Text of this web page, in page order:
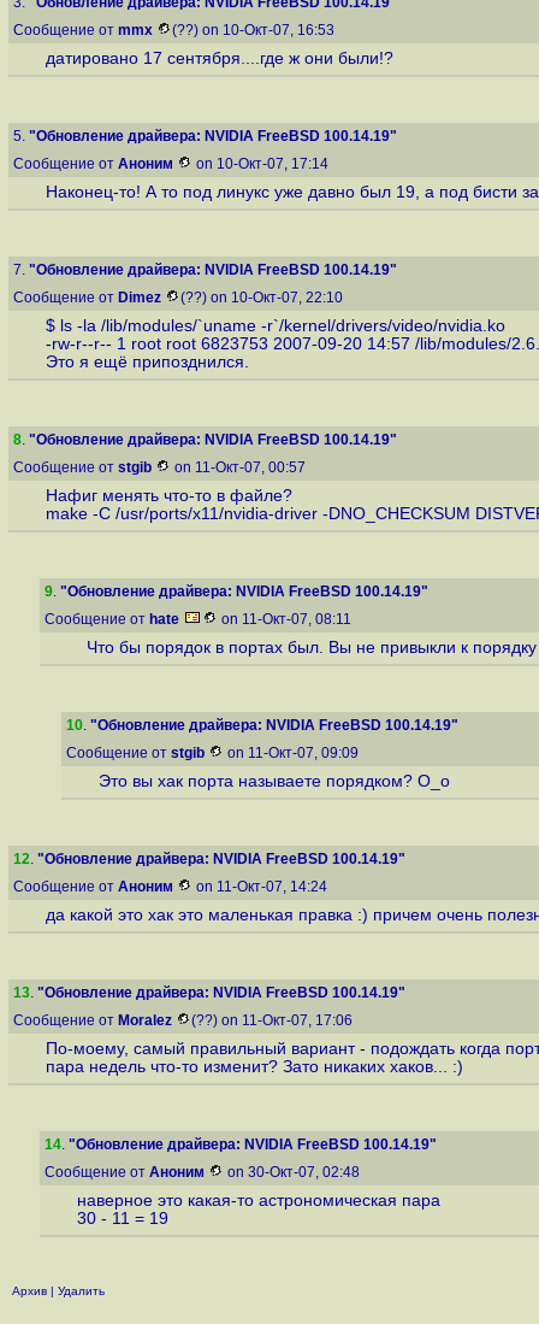
Сообщение от mmx (??) on 10-Окт-07, 16:53
датировано 17 сентября....где ж они были!?
5. "Обновление драйвера: NVIDIA FreeBSD 100.14.19"
Сообщение от Аноним on 10-Окт-07, 17:14
Наконец-то! А то под линукс уже давно был 19, а под бисти
7. "Обновление драйвера: NVIDIA FreeBSD 100.14.19"
Сообщение от Dimez (??) on 10-Окт-07, 22:10
$ ls -la /lib/modules/`uname -r`/kernel/drivers/video/nvidia.ko
-rw-r--r-- 1 root root 6823753 2007-09-20 14:57 /lib/modules/
Это я ещё припозднился.
8. "Обновление драйвера: NVIDIA FreeBSD 100.14.19"
Сообщение от stgib on 11-Окт-07, 00:57
Нафиг менять что-то в файле?
make -C /usr/ports/x11/nvidia-driver -DNO_CHECKSUM
9. "Обновление драйвера: NVIDIA FreeBSD 100.14.19"
Сообщение от hate on 11-Окт-07, 08:11
Что бы порядок в портах был. Вы не привыкли к
10. "Обновление драйвера: NVIDIA FreeBSD 100.14.19"
Сообщение от stgib on 11-Окт-07, 09:09
Это вы хак порта называете порядком? O_o
12. "Обновление драйвера: NVIDIA FreeBSD 100.14.19"
Сообщение от Аноним on 11-Окт-07, 14:24
да какой это хак это маленькая правка :) причем очень
13. "Обновление драйвера: NVIDIA FreeBSD 100.14.19"
Сообщение от Moralez (??) on 11-Окт-07, 17:06
По-моему, самый правильный вариант - подождать когда
пара недель что-то изменит? Зато никаких хаков... :)
14. "Обновление драйвера: NVIDIA FreeBSD 100.14.19"
Сообщение от Аноним on 30-Окт-07, 02:48
наверное это какая-то астрономическая пара
30 - 11 = 19
Архив | Удалить